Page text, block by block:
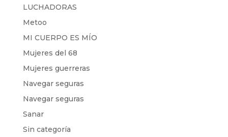
LUCHADORAS
Metoo
MI CUERPO ES MÍO
Mujeres del 68
Mujeres guerreras
Navegar seguras
Navegar seguras
Sanar
Sin categoría